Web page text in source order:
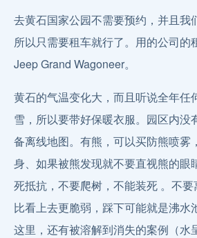
去黄石国家公园不需要预约，并且我
所以只需要租车就行了。用的公司的
Jeep Grand Wagoneer。
黄石的气温变化大，而且听说全年任
雪，所以要带好保暖衣服。园区内没
备离线地图。有熊，可以买防熊喷雾
身、如果被熊发现就不要直视熊的眼
死抵抗，不要爬树，不能装死 。不
比看上去更脆弱，踩下可能就是沸水
这里，还有被溶解到消失的案例（水